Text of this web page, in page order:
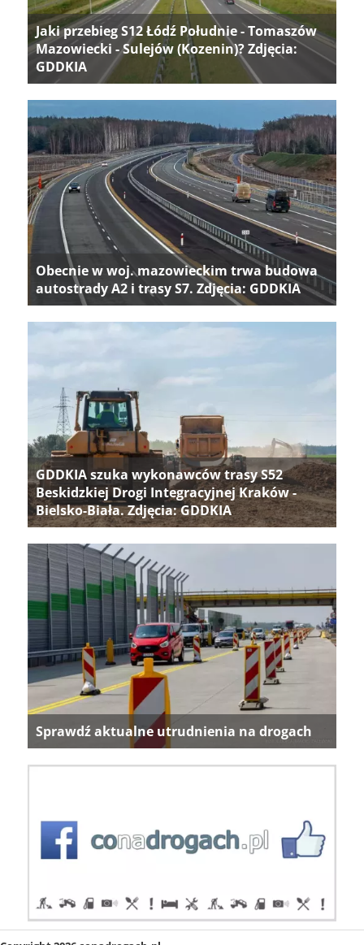
Jaki przebieg S12 Łódź Południe - Tomaszów
Mazowiecki - Sulejów (Kozenin)? Zdjęcia:
GDDKIA
Obecnie w woj. mazowieckim trwa budowa
autostrady A2 i trasy S7. Zdjęcia: GDDKIA
GDDKIA szuka wykonawców trasy S52
Beskidzkiej Drogi Integracyjnej Kraków -
Bielsko-Biała. Zdjęcia: GDDKIA
Sprawdź aktualne utrudnienia na drogach